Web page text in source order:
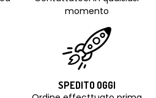
momento
SPEDITO OGGI